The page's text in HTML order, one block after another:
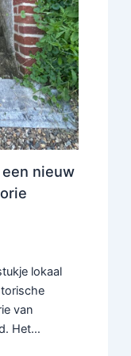
nieuw
lokaal
van
Het…